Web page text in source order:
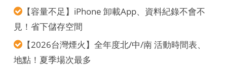
【容量不足】iPhone 卸載App、資料紀錄不會不
見！省下儲存空間
【2026台灣煙火】全年度北/中/南 活動時間表、
地點！夏季場次最多